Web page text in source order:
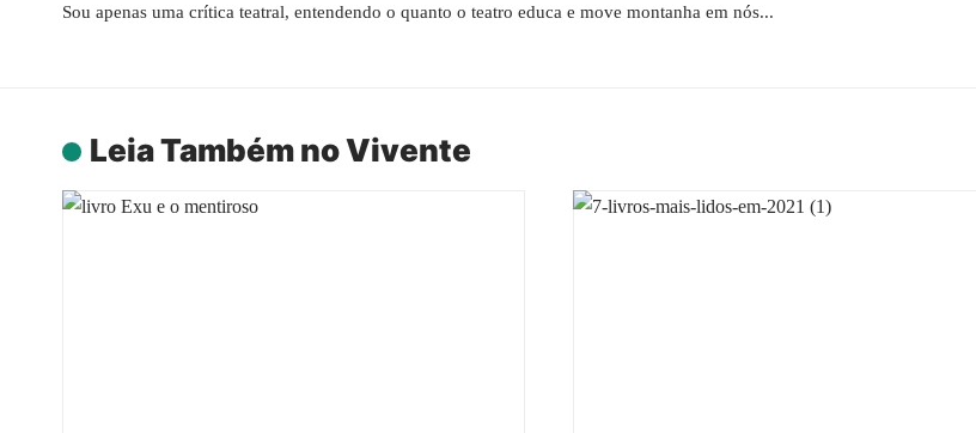
Sou apenas uma crítica teatral, entendendo o quanto o teatro educa e move montanha em nós...
Leia Também no Vivente